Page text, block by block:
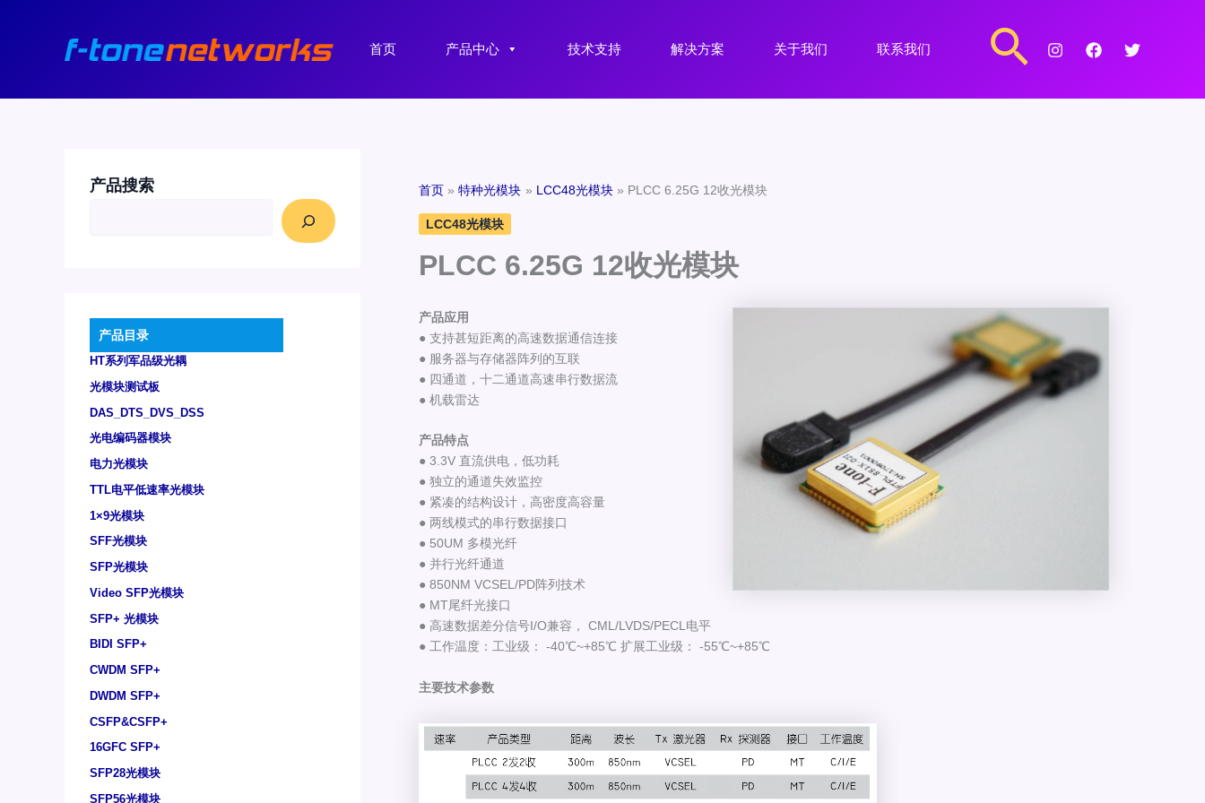
首页 产品中心 技术支持 解决方案 关于我们 联系我们
搜
索
产品搜索
产品目录
HT系列军品级光耦
光模块测试板
DAS_DTS_DVS_DSS
光电编码器模块
电力光模块
TTL电平低速率光模块
1×9光模块
SFF光模块
SFP光模块
Video SFP光模块
SFP+ 光模块
BIDI SFP+
CWDM SFP+
DWDM SFP+
CSFP&CSFP+
16GFC SFP+
SFP28光模块
SFP56光模块
首页 特种光模块 LCC48光模块 PLCC 6.25G 12收光模块
LCC48光模块
PLCC 6.25G 12收光模块
产品应用
● 支持甚短距离的高速数据通信连接
● 服务器与存储器阵列的互联
● 四通道，十二通道高速串行数据流
● 机载雷达
产品特点
● 3.3V 直流供电，低功耗
● 独立的通道失效监控
● 紧凑的结构设计，高密度高容量
● 两线模式的串行数据接口
● 50UM 多模光纤
● 并行光纤通道
● 850NM VCSEL/PD阵列技术
● MT尾纤光接口
● 高速数据差分信号I/O兼容， CML/LVDS/PECL电平
● 工作温度：工业级： -40℃~+85℃ 扩展工业级： -55℃~+85℃
主要技术参数